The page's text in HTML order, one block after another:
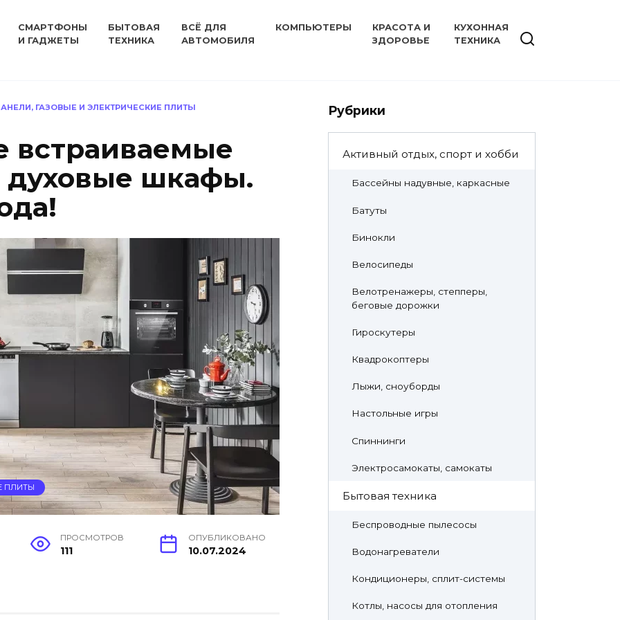
СМАРТФОНЫ
И ГАДЖЕТЫ
БЫТОВАЯ
ТЕХНИКА
ВСЁ ДЛЯ
АВТОМОБИЛЯ
КОМПЬЮТЕРЫ
КРАСОТА И
ЗДОРОВЬЕ
КУХОННАЯ
ТЕХНИКА
ГАЗОВЫЕ И ЭЛЕКТРИЧЕСКИЕ ПЛИТЫ
духовые шкафы.
ПЛИТЫ
ПРОСМОТРОВ
111
ОПУБЛИКОВАНО
10.07.2024
Рубрики
Активный отдых, спорт и хобби
Бассейны надувные, каркасные
Батуты
Бинокли
Велосипеды
Велотренажеры, степперы,
беговые дорожки
Гироскутеры
Квадрокоптеры
Лыжи, сноуборды
Настольные игры
Спиннинги
Электросамокаты, самокаты
Бытовая техника
Беспроводные пылесосы
Водонагреватели
Кондиционеры, сплит-системы
Котлы, насосы для отопления